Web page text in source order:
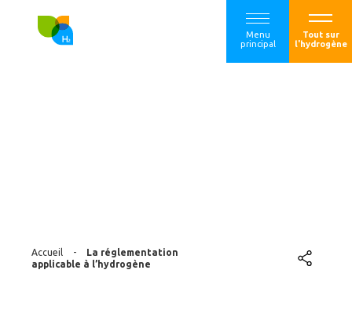
Menu
principal
Tout sur
l'hydrogène
Accueil -
La réglementation
applicable à l’hydrogène